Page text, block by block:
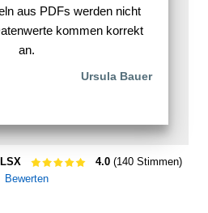
aus PDFs werden nicht
kommen korrekt
an.
Ursula Bauer
4.0 (140 Stimmen)
Bewerten